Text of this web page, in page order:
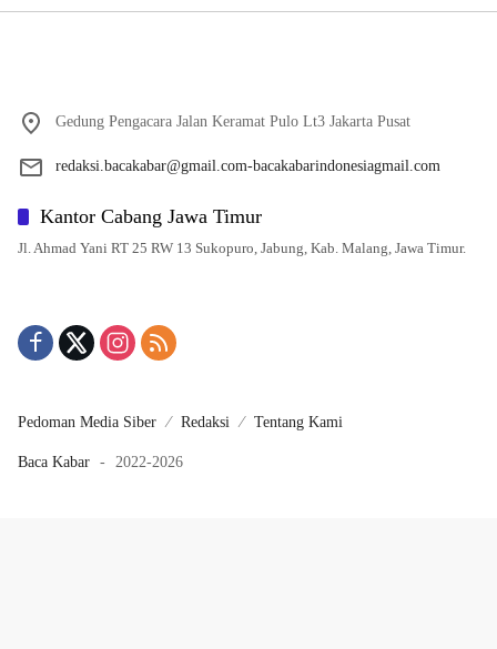
Gedung Pengacara Jalan Keramat Pulo Lt3 Jakarta Pusat
redaksi.bacakabar@gmail.com-bacakabarindonesiagmail.com
Kantor Cabang Jawa Timur
Jl. Ahmad Yani RT 25 RW 13 Sukopuro, Jabung, Kab. Malang, Jawa Timur.
Pedoman Media Siber Redaksi Tentang Kami
Baca Kabar - 2022-2026